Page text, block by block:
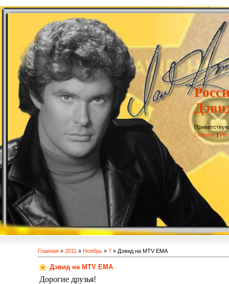
Главная|
Главная » 2011 » Ноябрь » 7 » Дэвид на MTV EMA
Дэвид на MTV EMA
Дорогие друзья!